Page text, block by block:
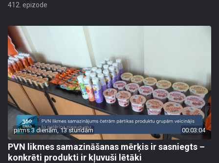
412. epizode
pirms 3 dienām, 13 stundām 00:03:04
PVN likmes samazināšanas mērķis ir sasniegts –
konkrēti produkti ir kļuvuši lētāki